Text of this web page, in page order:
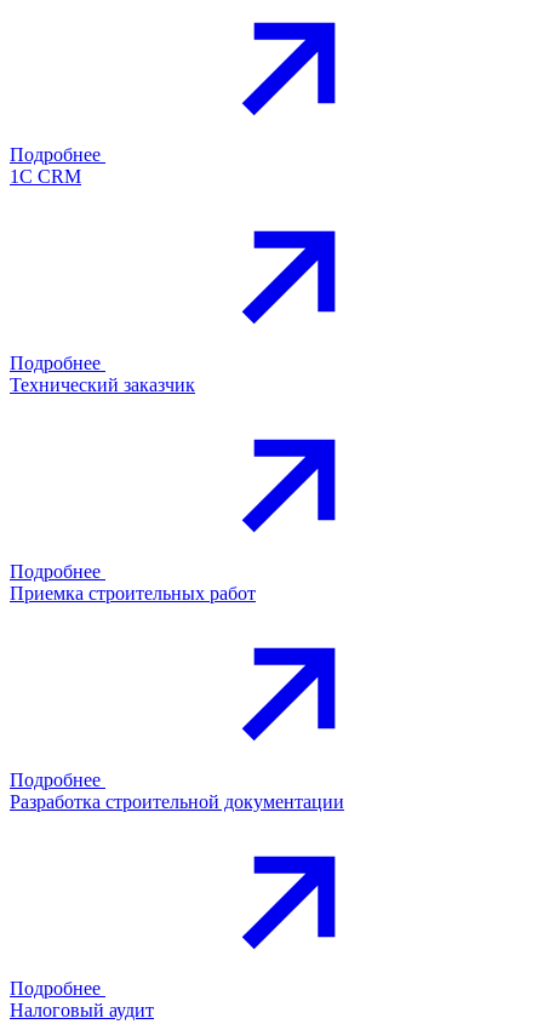
Подробнее
1С CRM
Подробнее
Технический заказчик
Подробнее
Приемка строительных работ
Подробнее
Разработка строительной документации
Подробнее
Налоговый аудит